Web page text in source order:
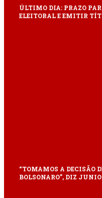
ÚLTIMO DIA: PRAZO
ELEITORAL E EMITIR
“TOMAMOS A DECISÃO
BOLSONARO”, DIZ